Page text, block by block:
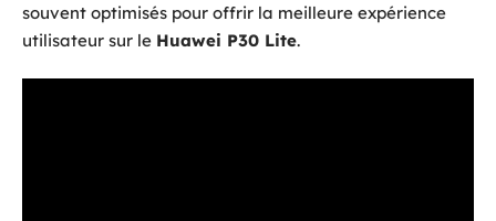
souvent optimisés pour offrir la meilleure expérience
utilisateur sur le Huawei P30 Lite.